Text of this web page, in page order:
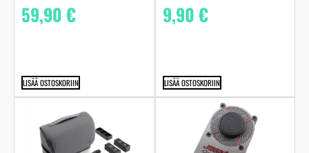
59,90€
LISÄÄ OSTOSKORIIN
9,90€
LISÄÄ OSTOSKORIIN